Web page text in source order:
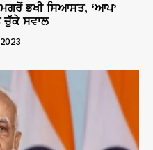
ਭਖੀ ਸਿਆਸਤ, ‘ਆਪ’
ਚੁੱਕੇ ਸਵਾਲ